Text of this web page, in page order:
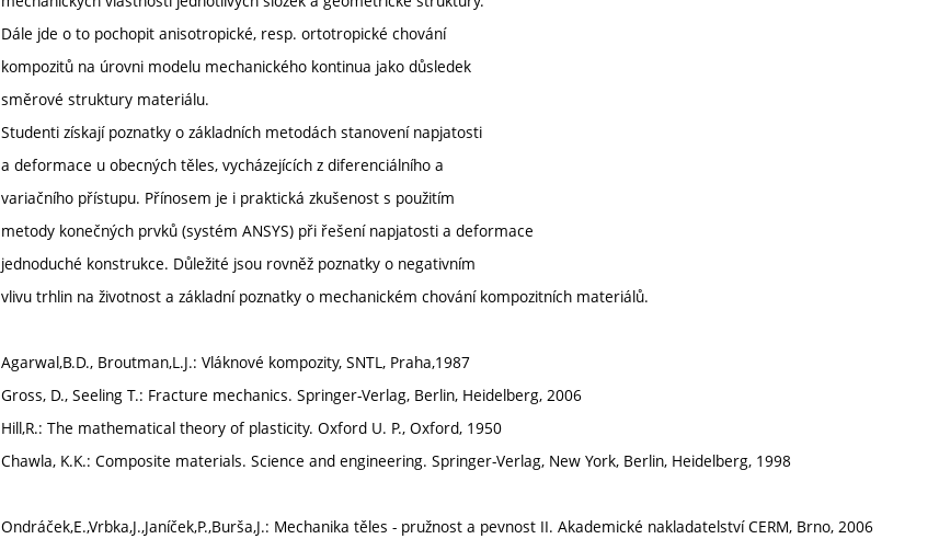
Dále jde o to pochopit anisotropické, resp. ortotropické chování
kompozitů na úrovni modelu mechanického kontinua jako důsledek
směrové struktury materiálu.
Studenti získají poznatky o základních metodách stanovení napjatosti
a deformace u obecných těles, vycházejících z diferenciálního a
variačního přístupu. Přínosem je i praktická zkušenost s použitím
metody konečných prvků (systém ANSYS) při řešení napjatosti a deformace
jednoduché konstrukce. Důležité jsou rovněž poznatky o negativním
vlivu trhlin na životnost a základní poznatky o mechanickém chování kompozitních materiálů.
Agarwal,B.D., Broutman,L.J.: Vláknové kompozity, SNTL, Praha,1987
Gross, D., Seeling T.: Fracture mechanics. Springer-Verlag, Berlin, Heidelberg, 2006
Hill,R.: The mathematical theory of plasticity. Oxford U. P., Oxford, 1950
Chawla, K.K.: Composite materials. Science and engineering. Springer-Verlag, New York, Berlin, Heidelberg, 1998
Ondráček,E.,Vrbka,J.,Janíček,P.,Burša,J.: Mechanika těles - pružnost a pevnost II. Akademické nakladatelství CERM, Brno, 2006